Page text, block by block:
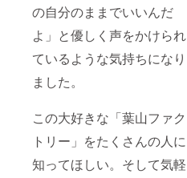
の自分のままでいいんだ
よ」と優しく声をかけられ
ているような気持ちになり
ました。
この大好きな「葉山ファク
トリー」をたくさんの人に
知ってほしい。そして気軽